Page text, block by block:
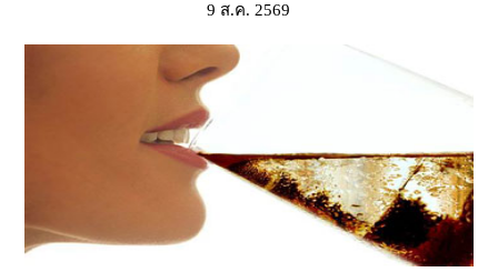
9 ส.ค. 2569